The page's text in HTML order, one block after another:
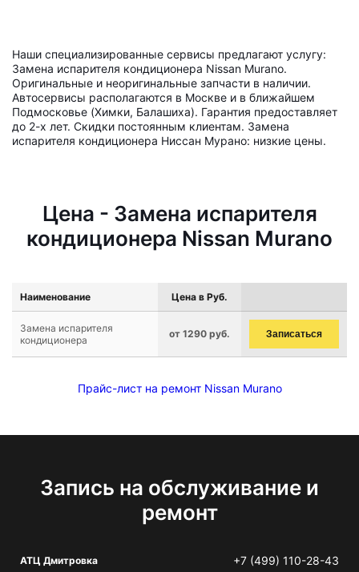
Наши специализированные сервисы предлагают услугу:
Замена испарителя кондиционера Nissan Murano.
Оригинальные и неоригинальные запчасти в наличии.
Автосервисы располагаются в Москве и в ближайшем
Подмосковье (Химки, Балашиха). Гарантия предоставляет
до 2-х лет. Скидки постоянным клиентам. Замена
испарителя кондиционера Ниссан Мурано: низкие цены.
Цена - Замена испарителя
кондиционера Nissan Murano
Наименование Цена в Руб.
Замена испарителя
кондиционера
от 1290 руб. Записаться
Прайс-лист на ремонт Nissan Murano
Запись на обслуживание и
ремонт
АТЦ Дмитровка +7 (499) 110-28-43